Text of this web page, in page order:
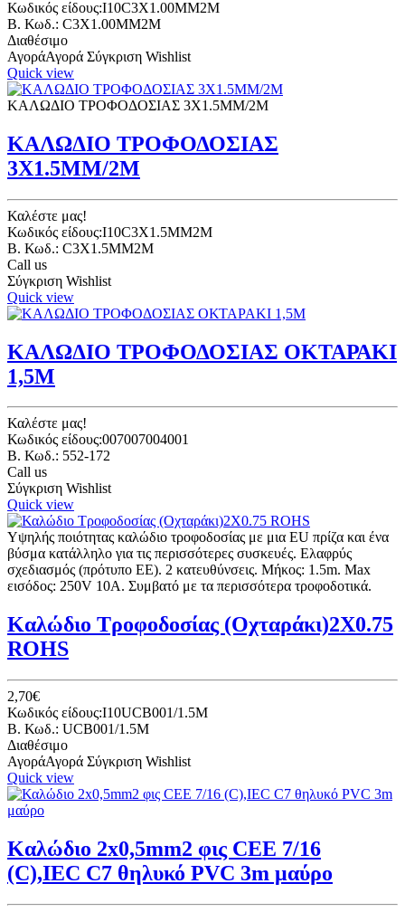
Κωδικός είδους:I10C3X1.00MM2M
B. Κωδ.: C3X1.00MM2M
Διαθέσιμο
ΑγοράΑγορά Σύγκριση Wishlist
Quick view
ΚΑΛΩΔΙΟ ΤΡΟΦΟΔΟΣΙΑΣ 3Χ1.5ΜΜ/2Μ
ΚΑΛΩΔΙΟ ΤΡΟΦΟΔΟΣΙΑΣ
3Χ1.5ΜΜ/2Μ
Καλέστε μας!
Κωδικός είδους:I10C3X1.5MM2M
B. Κωδ.: C3X1.5MM2M
Call us
Σύγκριση Wishlist
Quick view
ΚΑΛΩΔΙΟ ΤΡΟΦΟΔΟΣΙΑΣ ΟΚΤΑΡΑΚΙ
1,5Μ
Καλέστε μας!
Κωδικός είδους:007007004001
B. Κωδ.: 552-172
Call us
Σύγκριση Wishlist
Quick view
Υψηλής ποιότητας καλώδιο τροφοδοσίας με μια EU πρίζα και ένα
βύσμα κατάλληλο για τις περισσότερες συσκευές. Ελαφρύς
σχεδιασμός (πρότυπο ΕΕ). 2 κατευθύνσεις. Μήκος: 1.5m. Max
εισόδος: 250V 10A. Συμβατό με τα περισσότερα τροφοδοτικά.
Καλώδιο Τροφοδοσίας (Οχταράκι)2Χ0.75
ROHS
2,70€
Κωδικός είδους:I10UCB001/1.5M
B. Κωδ.: UCB001/1.5M
Διαθέσιμο
ΑγοράΑγορά Σύγκριση Wishlist
Quick view
Καλώδιο 2x0,5mm2 φις CEE 7/16
(C),IEC C7 θηλυκό PVC 3m μαύρο